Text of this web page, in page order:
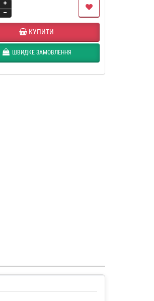
КУПИТИ
ШВИДКЕ ЗАМОВЛЕННЯ